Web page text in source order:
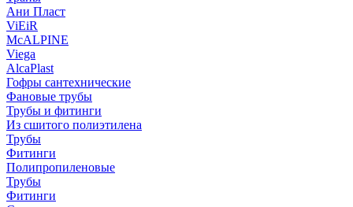
Ани Пласт
ViEiR
McALPINE
Viega
AlcaPlast
Гофры сантехнические
Фановые трубы
Трубы и фитинги
Из сшитого полиэтилена
Трубы
Фитинги
Полипропиленовые
Трубы
Фитинги